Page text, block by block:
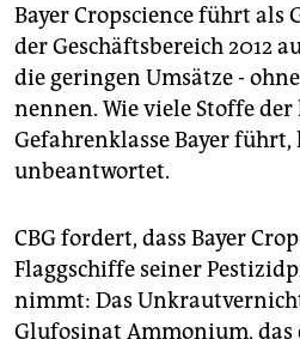
Bayer Cropscience führt als
der Geschäftsbereich 2012
die geringen Umsätze -
nennen. Wie viele Stoffe der
Gefahrenklasse Bayer
unbeantwortet.
CBG fordert, dass Bayer
Flaggschiffe seiner
nimmt: Das
Glufosinat Ammonium, das